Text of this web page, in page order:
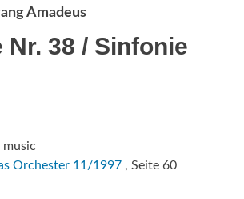
Amadeus
Nr. 38 / Sinfonie
music
Orchester 11/1997 , Seite 60